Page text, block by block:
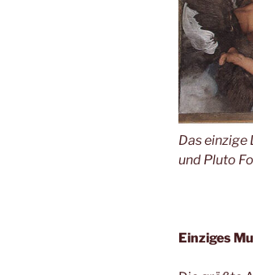
Das einzige
und Pluto
Einziges